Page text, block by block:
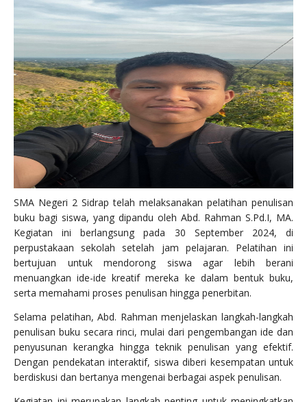
SMA Negeri 2 Sidrap telah melaksanakan pelatihan penulisan
buku bagi siswa, yang dipandu oleh Abd. Rahman S.Pd.I, MA.
Kegiatan ini berlangsung pada 30 September 2024, di
perpustakaan sekolah setelah jam pelajaran. Pelatihan ini
bertujuan untuk mendorong siswa agar lebih berani
menuangkan ide-ide kreatif mereka ke dalam bentuk buku,
serta memahami proses penulisan hingga penerbitan.
Selama pelatihan, Abd. Rahman menjelaskan langkah-langkah
penulisan buku secara rinci, mulai dari pengembangan ide dan
penyusunan kerangka hingga teknik penulisan yang efektif.
Dengan pendekatan interaktif, siswa diberi kesempatan untuk
berdiskusi dan bertanya mengenai berbagai aspek penulisan.